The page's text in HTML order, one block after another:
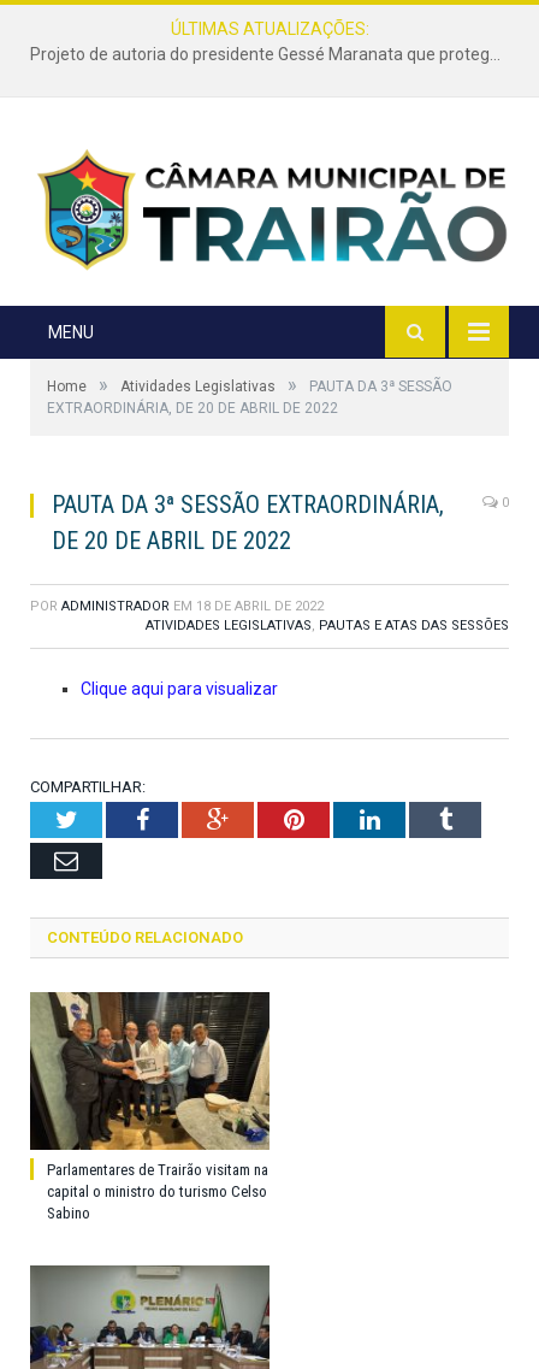
ÚLTIMAS ATUALIZAÇÕES:
Projeto de autoria do presidente Gessé Maranata que protege as estradas vicinais de Trairão é transformado em lei
MENU
Home » Atividades Legislativas »
PAUTA DA 3ª SESSÃO
EXTRAORDINÁRIA, DE 20 DE ABRIL DE 2022
PAUTA DA 3ª SESSÃO EXTRAORDINÁRIA,
DE 20 DE ABRIL DE 2022
0
POR ADMINISTRADOR EM 18 DE ABRIL DE 2022
ATIVIDADES LEGISLATIVAS, PAUTAS E ATAS DAS SESSÕES
Clique aqui para visualizar
COMPARTILHAR:
TwitterFacebookGoogle+PinterestLinkedInTumblr
Email
CONTEÚDO RELACIONADO
Parlamentares de Trairão visitam na
capital o ministro do turismo Celso
Sabino